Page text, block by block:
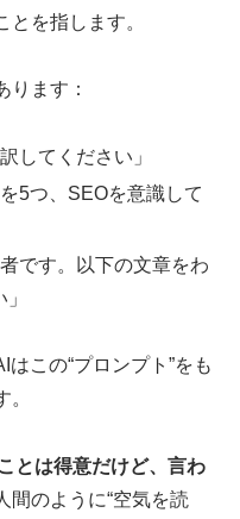
を指します。
ります：
してください」
5つ、SEOを意識して
です。以下の文章をわ
この“プロンプト”をも
とは得意だけど、言わ
間のように“空気を読